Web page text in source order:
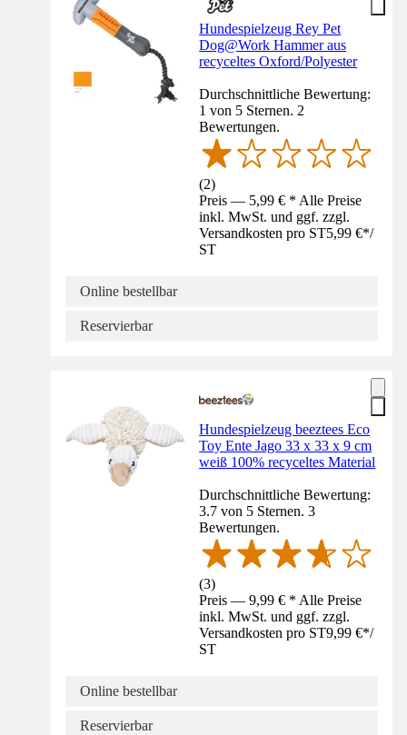
Hundespielzeug Rey Pet
Dog@Work Hammer aus
recyceltes Oxford/Polyester
Durchschnittliche Bewertung:
1 von 5 Sternen. 2
Bewertungen.
(2)
Preis — 5,99 € * Alle Preise
inkl. MwSt. und ggf. zzgl.
Versandkosten pro ST5,99 €*/
ST
Online bestellbar
Reservierbar
Hundespielzeug beeztees Eco
Toy Ente Jago 33 x 33 x 9 cm
weiß 100% recyceltes Material
Durchschnittliche Bewertung:
3.7 von 5 Sternen. 3
Bewertungen.
(3)
Preis — 9,99 € * Alle Preise
inkl. MwSt. und ggf. zzgl.
Versandkosten pro ST9,99 €*/
ST
Online bestellbar
Reservierbar